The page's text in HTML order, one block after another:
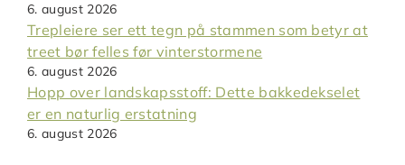
6. august 2026
Trepleiere ser ett tegn på stammen som betyr at
treet bør felles før vinterstormene
6. august 2026
Hopp over landskapsstoff: Dette bakkedekselet
er en naturlig erstatning
6. august 2026